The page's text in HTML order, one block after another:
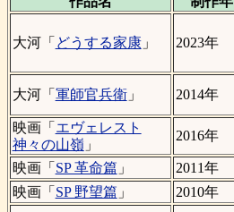
大河「 どうする家康」 2023年
大河「 軍師官兵衛」 2014年
映画「 エヴェレスト
神々の山嶺 」
2016年
映画「 SP 革命篇 」 2011年
映画「 SP 野望篇 」 2010年